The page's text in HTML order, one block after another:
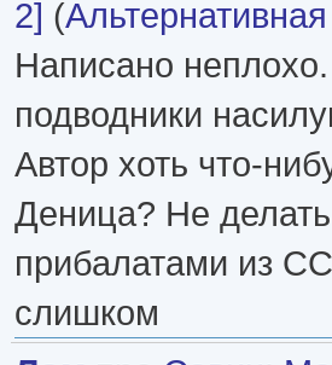
2] (
Написано
подводники
Автор хоть что-
Деница? Не
прибалатами из
слишком